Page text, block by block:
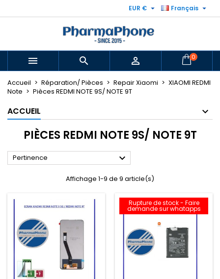
Français 
EUR € 
   0
Accueil Réparation/ Pièces Repair Xiaomi
XIAOMI REDMI
Note
Pièces REDMI NOTE 9S/ NOTE 9T
ACCUEIL
PIÈCES REDMI NOTE 9S/ NOTE 9T
Pertinence 
Affichage 1-9 de 9 article(s)
Rupture de stock - Faire
demande sur whatapps